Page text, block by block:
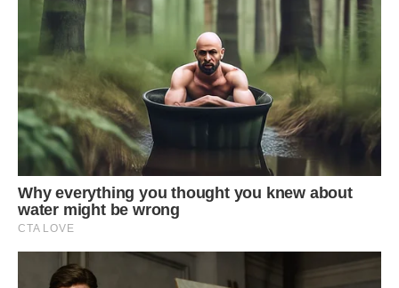
Поступово додавати олію, а потім молоко, попутно
змішуючи.
Потім додати просіяне борошно, какао-порошок і
розпушувач. Перемішати.
Перекласти тісто у форму, застелену папером для випічки.
Зверху на тісто нанести малюнок у вигляді решітки за
допомогою кондитерського мішка.
Випікати в розігрітій до 180 ° C духовці, 30-35 хвилин.